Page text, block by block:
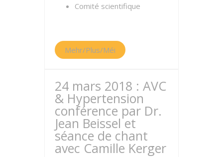
Comité scientifique
Mehr/Plus/Méi
24 mars 2018 : AVC
& Hypertension
conférence par Dr.
Jean Beissel et
séance de chant
avec Camille Kerger